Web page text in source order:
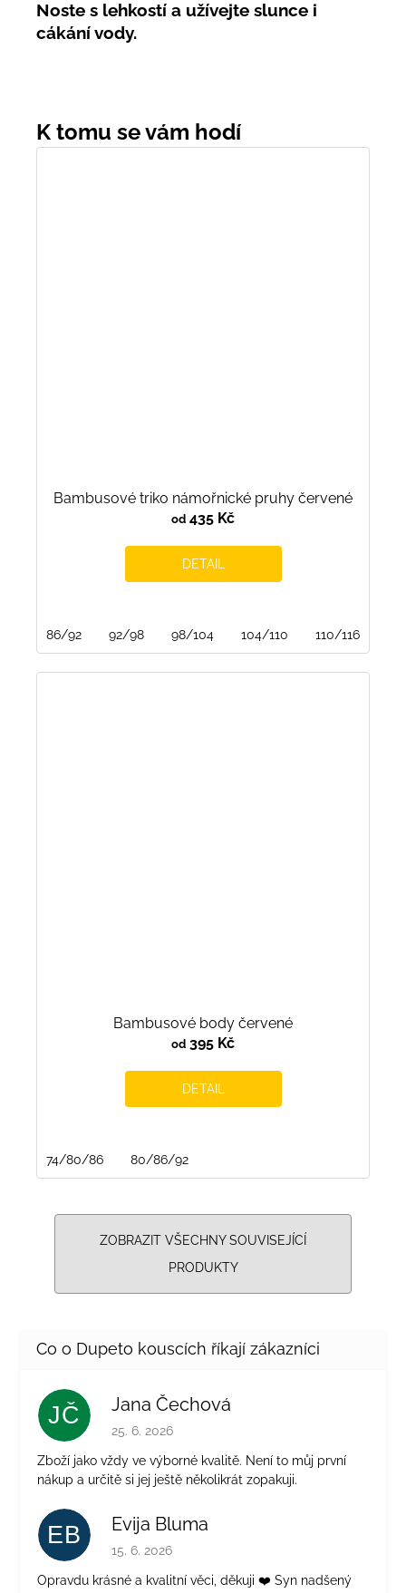
Noste s lehkostí a užívejte slunce i
cákání vody.
Bambusové triko námořnické pruhy červené
od 435 Kč
DETAIL
86/92 92/98 98/104 104/110 110/116
Bambusové body červené
od 395 Kč
DETAIL
74/80/86 80/86/92
ZOBRAZIT VŠECHNY SOUVISEJÍCÍ
PRODUKTY
JČ Jana Čechová
Hodnocení obchodu je 5 z 5 hvězdiček.
25. 6. 2026
Zboží jako vždy ve výborné kvalitě. Není to můj první
nákup a určitě si jej ještě několikrát zopakuji.
EB Evija Bluma
Hodnocení obchodu je 5 z 5 hvězdiček.
15. 6. 2026
Opravdu krásné a kvalitní věci, děkuji ❤️ Syn nadšený